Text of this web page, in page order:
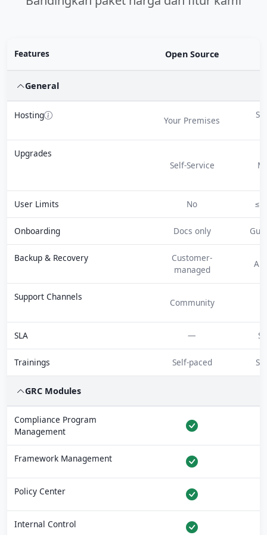
Features Open Source
General
Hosting Your Premises
Upgrades
Self-Service
User Limits No ≤
Onboarding Docs only
Backup & Recovery
Customer-
managed
Support Channels
Community
SLA —
Trainings Self-paced
GRC Modules
Compliance Program
Management
Framework Management
Policy Center
Internal Control